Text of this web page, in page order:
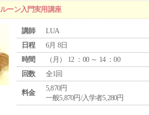
ーン入門実用講座
講師
LUA
日程
6月 8日
時間
（ 月 ） 12 ：00 ～ 14 ：00
回数
全1回
料金
5,870円
一般5,870円/入学者5,280円